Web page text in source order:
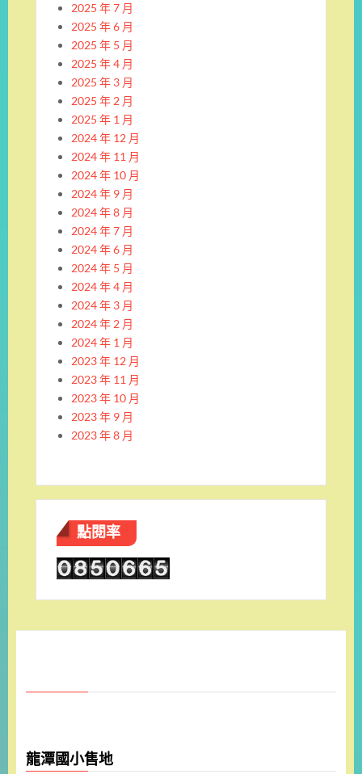
2025 年 7 月
2025 年 6 月
2025 年 5 月
2025 年 4 月
2025 年 3 月
2025 年 2 月
2025 年 1 月
2024 年 12 月
2024 年 11 月
2024 年 10 月
2024 年 9 月
2024 年 8 月
2024 年 7 月
2024 年 6 月
2024 年 5 月
2024 年 4 月
2024 年 3 月
2024 年 2 月
2024 年 1 月
2023 年 12 月
2023 年 11 月
2023 年 10 月
2023 年 9 月
2023 年 8 月
點閱率
龍潭國小售地